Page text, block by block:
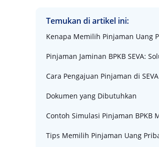
Temukan di artikel ini:
Kenapa Memilih Pinjaman Uang
Pinjaman Jaminan BPKB SEVA:
Cara Pengajuan Pinjaman di SEVA
Dokumen yang Dibutuhkan
Contoh Simulasi Pinjaman BPKB
Tips Memilih Pinjaman Uang